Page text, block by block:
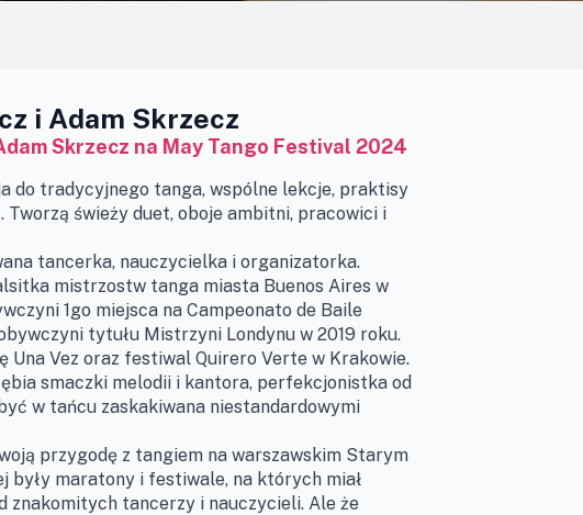
i Adam Skrzecz
Skrzecz na May Tango Festival 2024
do tradycyjnego tanga, wspólne lekcje, praktisy
Tworzą świeży duet, oboje ambitni, pracowici i
tancerka, nauczycielka i organizatorka.
mistrzostw tanga miasta Buenos Aires w
1go miejsca na Campeonato de Baile
tytułu Mistrzyni Londynu w 2019 roku.
Una Vez oraz festiwal Quirero Verte w Krakowie.
smaczki melodii i kantora, perfekcjonistka od
w tańcu zaskakiwana niestandardowymi
przygodę z tangiem na warszawskim Starym
były maratony i festiwale, na których miał
znakomitych tancerzy i nauczycieli. Ale że